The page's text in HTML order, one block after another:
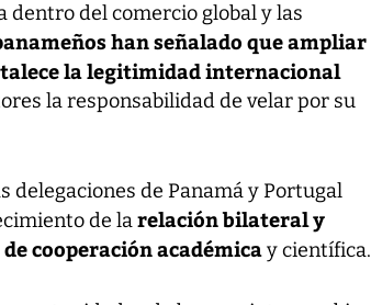
dentro del comercio global y las
han señalado que ampliar
la legitimidad internacional
la responsabilidad de velar por su
delegaciones de Panamá y Portugal
de larelación bilateral y
cooperación académicay científica.